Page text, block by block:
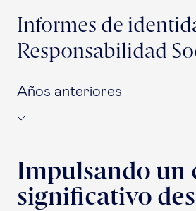
Informes de
Responsabilidad
Años anteriores
Impulsando un
significativo